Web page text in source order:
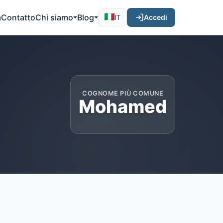
ContattoChi siamo Blog IT Accedi
COGNOME PIÙ COMUNE
Mohamed